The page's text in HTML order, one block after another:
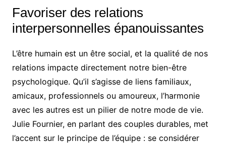
Favoriser des relations
interpersonnelles épanouissantes
L’être humain est un être social, et la qualité de nos
relations impacte directement notre bien-être
psychologique. Qu’il s’agisse de liens familiaux,
amicaux, professionnels ou amoureux, l’harmonie
avec les autres est un pilier de notre mode de vie.
Julie Fournier, en parlant des couples durables, met
l’accent sur le principe de l’équipe : se considérer